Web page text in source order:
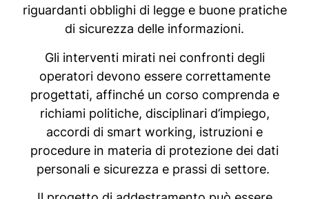
riguardanti obblighi di legge e buone pratiche
di sicurezza delle informazioni.
Gli interventi mirati nei confronti degli
operatori devono essere correttamente
progettati, affinché un corso comprenda e
richiami politiche, disciplinari d’impiego,
accordi di smart working, istruzioni e
procedure in materia di protezione dei dati
personali e sicurezza e prassi di settore.